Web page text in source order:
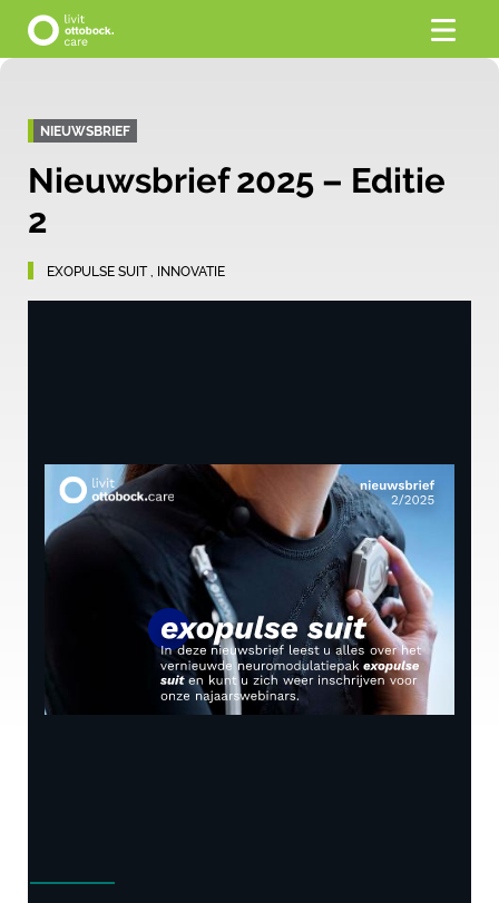
NIEUWSBRIEF
Nieuwsbrief 2025 – Editie
2
EXOPULSE SUIT INNOVATIE